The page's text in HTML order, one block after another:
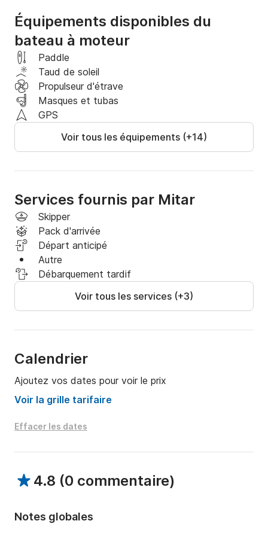
Équipements disponibles du
bateau à moteur
Paddle
Taud de soleil
Propulseur d'étrave
Masques et tubas
GPS
Voir tous les équipements (+14)
Services fournis par Mitar
Skipper
Pack d'arrivée
Départ anticipé
Autre
Débarquement tardif
Voir tous les services (+3)
Calendrier
Ajoutez vos dates pour voir le prix
Voir la grille tarifaire
Effacer les dates
4.8 (0 commentaire)
Notes globales